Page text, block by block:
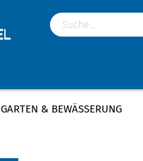
GARTEN & BEWÄSSERUNG
Startseite » Sanitär